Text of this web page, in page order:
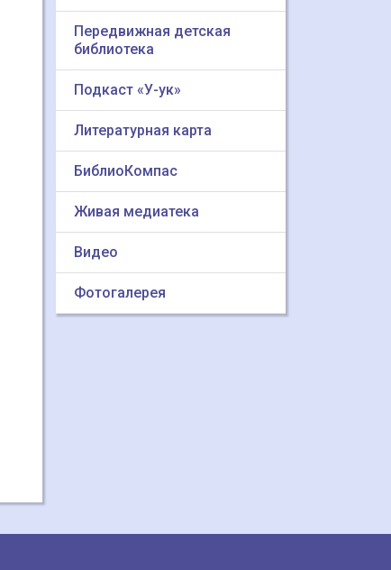
Передвижная детская
библиотека
Подкаст «У-ук»
Литературная карта
БиблиоКомпас
Живая медиатека
Видео
Фотогалерея